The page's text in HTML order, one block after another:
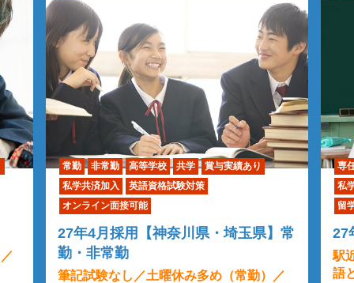
常勤 非常勤 高等学校 共学
賞与実績あり
私学共済加入
英語資格試験対策
オンライン面接可能
27年4月採用【神奈川県・埼玉県】常
勤・非常勤
筆記試験なし／土曜休み多め（常勤）／
専
私
留
27
駅
語